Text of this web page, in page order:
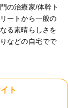
の治療家/体幹ト
ートから一般の
る素晴らしさを
などの自宅でで
ト